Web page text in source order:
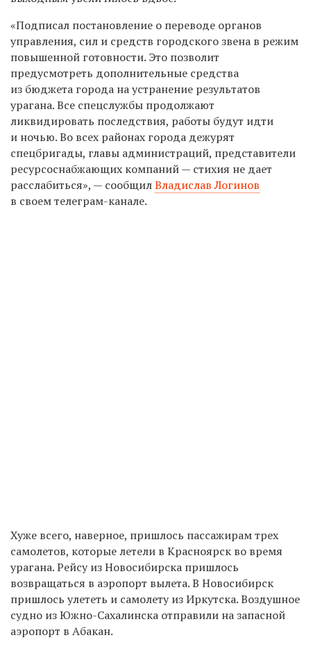
«Подписал постановление о переводе органов
управления, сил и средств городского звена в режим
повышенной готовности. Это позволит
предусмотреть дополнительные средства
из бюджета города на устранение результатов
урагана. Все спецслужбы продолжают
ликвидировать последствия, работы будут идти
и ночью. Во всех районах города дежурят
спецбригады, главы администраций, представители
ресурсоснабжающих компаний — стихия не дает
расслабиться», — сообщилВладислав Логинов
в своем телеграм-канале.
Хуже всего, наверное, пришлось пассажирам трех
самолетов, которые летели в Красноярск во время
урагана. Рейсу изНовосибирска пришлось
возвращаться в аэропорт вылета. В Новосибирск
пришлось улететь и самолету из Иркутска. Воздушное
судно изЮжно-Сахалинска отправили на запасной
аэропорт в Абакан.